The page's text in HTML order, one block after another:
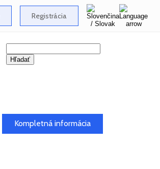
Registrácia
Kompletná informácia